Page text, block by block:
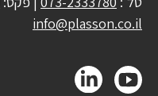
info@plasson.co.il